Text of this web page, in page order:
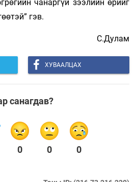
чанаргүй зээлийн өрийг
гэв.
С.Дулам
ХУВААЛЦАХ
санагдав?
0 0 0